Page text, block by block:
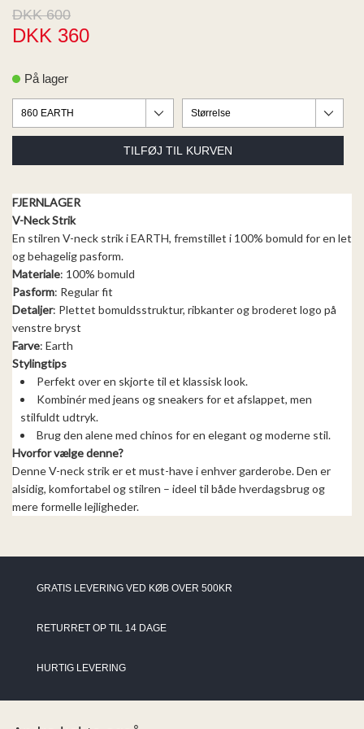
MODA
DKK 600
DKK 360
På lager
FJERNLAGER
V-Neck Strik
En stilren V-neck strik i EARTH, fremstillet i 100% bomuld for en let
og behagelig pasform.
Materiale: 100% bomuld
Pasform: Regular fit
Detaljer: Plettet bomuldsstruktur, ribkanter og broderet logo på
venstre bryst
Farve: Earth
Stylingtips
Perfekt over en skjorte til et klassisk look.
Kombinér med jeans og sneakers for et afslappet, men
stilfuldt udtryk.
Brug den alene med chinos for en elegant og moderne stil.
Hvorfor vælge denne?
Denne V-neck strik er et must-have i enhver garderobe. Den er
alsidig, komfortabel og stilren – ideel til både hverdagsbrug og
mere formelle lejligheder.
GRATIS LEVERING VED KØB OVER 500KR
RETURRET OP TIL 14 DAGE
HURTIG LEVERING